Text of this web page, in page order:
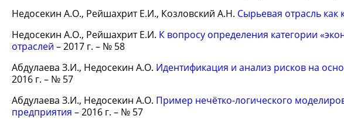
Недосекин А.О., Рейшахрит Е.И., Козловский А.Н. Сырьевая отрасль как
Недосекин А.О., Рейшахрит Е.И. К вопросу определения категории
отраслей – 2017 г. – № 58
Абдулаева З.И., Недосекин А.О. Идентификация и анализ рисков на
2016 г. – № 57
Абдулаева З.И., Недосекин А.О. Пример нечётко-логического
предприятия – 2016 г. – № 57